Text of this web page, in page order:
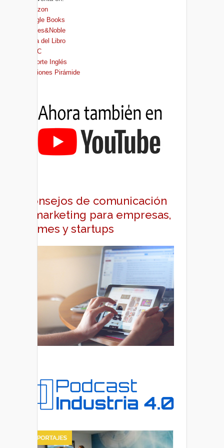
Amazon
Google Books
Barnes&Noble
Casa del Libro
FNAC
El Corte Inglés
Ediciones Pirámide
Consejos de comunicación
y marketing para empresas,
pymes y startups